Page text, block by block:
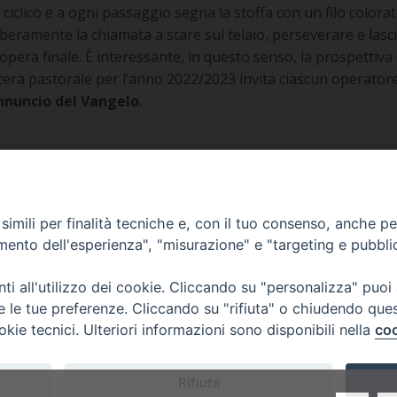
e a ogni passaggio segna la stoffa con un filo
la chiamata a stare sul telaio, perseverare e
finale. È interessante, in questo senso, la
pastorale per l’anno 2022/2023 invita ciascun
del Vangelo.
Udine 2018
per finalità tecniche e, con il tuo consenso, anche
dell'esperienza", "misurazione" e "targeting e
all'utilizzo dei cookie. Cliccando su "personalizza"
le tue preferenze. Cliccando su "rifiuta" o chiudendo
tecnici. Ulteriori informazioni sono disponibili nella